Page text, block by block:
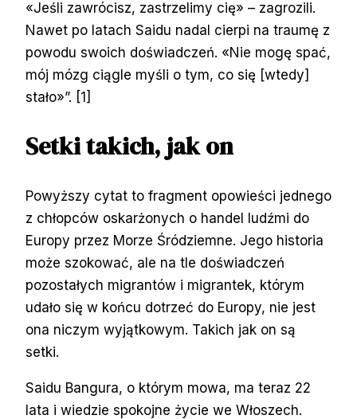
«Jeśli zawrócisz, zastrzelimy cię» – zagrozili.
Nawet po latach Saidu nadal cierpi na traumę z
powodu swoich doświadczeń. «Nie mogę spać,
mój mózg ciągle myśli o tym, co się [wtedy]
stało»”. [1]
Setki takich, jak on
Powyższy cytat to fragment opowieści jednego
z chłopców oskarżonych o handel ludźmi do
Europy przez Morze Śródziemne. Jego historia
może szokować, ale na tle doświadczeń
pozostałych migrantów i migrantek, którym
udało się w końcu dotrzeć do Europy, nie jest
ona niczym wyjątkowym. Takich jak on są
setki.
Saidu Bangura, o którym mowa, ma teraz 22
lata i wiedzie spokojne życie we Włoszech.